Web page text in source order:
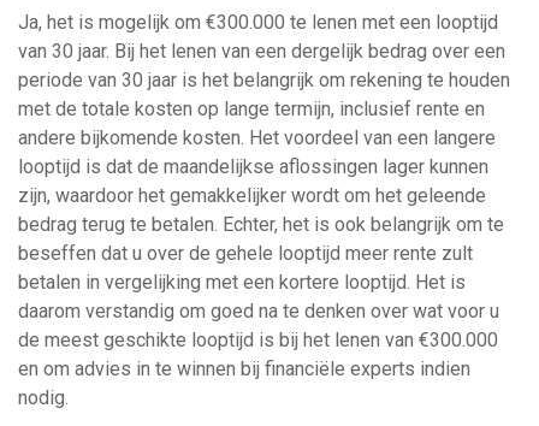
Ja, het is mogelijk om €300.000 te lenen met een looptijd
van 30 jaar. Bij het lenen van een dergelijk bedrag over een
periode van 30 jaar is het belangrijk om rekening te houden
met de totale kosten op lange termijn, inclusief rente en
andere bijkomende kosten. Het voordeel van een langere
looptijd is dat de maandelijkse aflossingen lager kunnen
zijn, waardoor het gemakkelijker wordt om het geleende
bedrag terug te betalen. Echter, het is ook belangrijk om te
beseffen dat u over de gehele looptijd meer rente zult
betalen in vergelijking met een kortere looptijd. Het is
daarom verstandig om goed na te denken over wat voor u
de meest geschikte looptijd is bij het lenen van €300.000
en om advies in te winnen bij financiële experts indien
nodig.